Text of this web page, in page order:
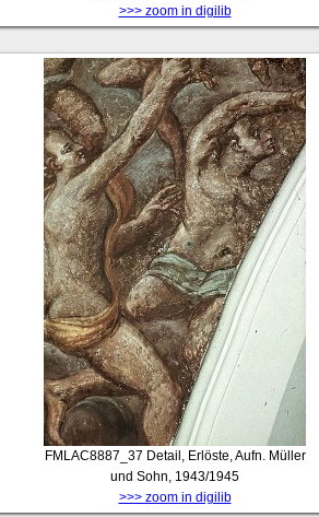
>>> zoom in digilib
FMLAC8887_37 Detail, Erlöste, Aufn. Müller
und Sohn, 1943/1945
>>> zoom in digilib